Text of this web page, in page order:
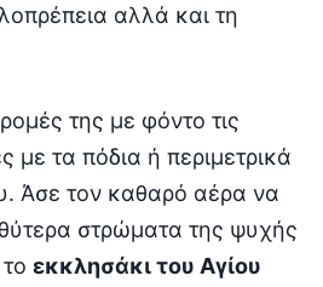
αλλά και τη
της με φόντο τις
με τα πόδια ή περιμετρικά
Άσε τον καθαρό αέρα να
στρώματα της ψυχής
εκκλησάκι του Αγίου